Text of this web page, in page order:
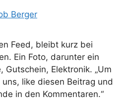
Berger
Feed, bleibt kurz bei
Ein Foto, darunter ein
Gutschein, Elektronik. „Um
like diesen Beitrag und
in den Kommentaren.“